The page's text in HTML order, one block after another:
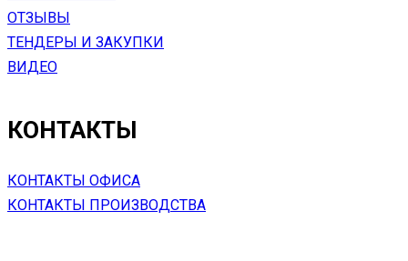
ОТЗЫВЫ
ТЕНДЕРЫ И ЗАКУПКИ
ВИДЕО
КОНТАКТЫ
КОНТАКТЫ ОФИСА
КОНТАКТЫ ПРОИЗВОДСТВА